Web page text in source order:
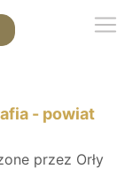
- powiat
przez Orły